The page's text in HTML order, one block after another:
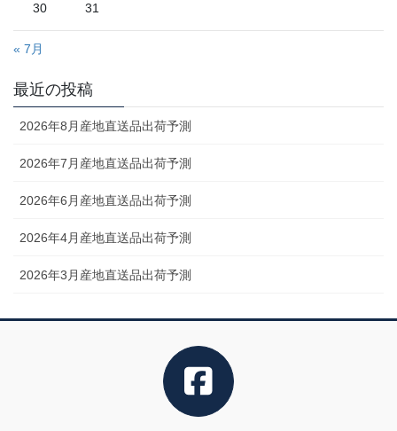
30 31
« 7月
最近の投稿
2026年8月産地直送品出荷予測
2026年7月産地直送品出荷予測
2026年6月産地直送品出荷予測
2026年4月産地直送品出荷予測
2026年3月産地直送品出荷予測